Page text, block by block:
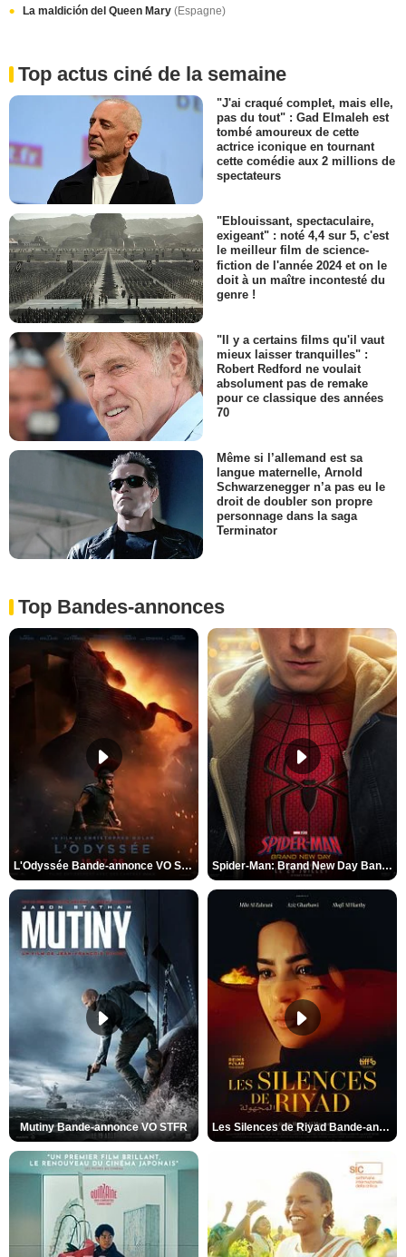
La maldición del Queen Mary (Espagne)
Top actus ciné de la semaine
"J'ai craqué complet, mais elle,
pas du tout" : Gad Elmaleh est
tombé amoureux de cette
actrice iconique en tournant
cette comédie aux 2 millions de
spectateurs
"Eblouissant, spectaculaire,
exigeant" : noté 4,4 sur 5, c'est
le meilleur film de science-
fiction de l'année 2024 et on le
doit à un maître incontesté du
genre !
"Il y a certains films qu'il vaut
mieux laisser tranquilles" :
Robert Redford ne voulait
absolument pas de remake
pour ce classique des années
70
Même si l’allemand est sa
langue maternelle, Arnold
Schwarzenegger n’a pas eu le
droit de doubler son propre
personnage dans la saga
Terminator
Top Bandes-annonces
L'Odyssée Bande-annonce VO STFR Spider-Man: Brand New Day Bande-annonce VO STFR
Mutiny Bande-annonce VO STFR Les Silences de Riyad Bande-annonce VO STFR